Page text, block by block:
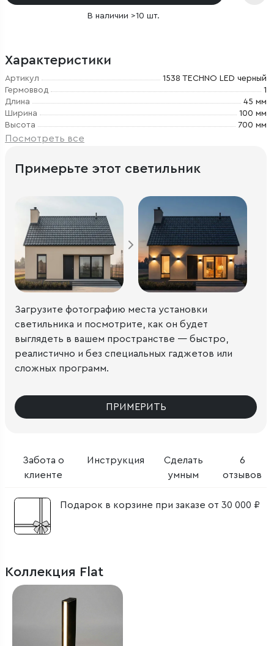
В наличии >10 шт.
Характеристики
Артикул
1538 TECHNO LED черный
Гермоввод
1
Длина
45 мм
Ширина
100 мм
Высота
700 мм
Посмотреть все
Забота о
клиенте
Инструкция
Сделать
умным
6
отзывов
Подарок в корзине при заказе от 30 000 ₽
Примерьте этот светильник
Загрузите фотографию места установки
светильника и посмотрите, как он будет
выглядеть в вашем пространстве — быстро,
реалистично и без специальных гаджетов или
сложных программ.
ПРИМЕРИТЬ
Коллекция Flat